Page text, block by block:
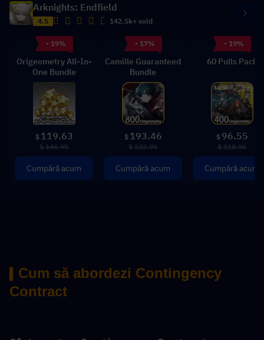
Arknights: Endfield
4.5 142.5k+ sold
- 19%
Origeometry All-In-
One Bundle
$ 119.63
$ 146.95
Cumpără acum
- 17%
Camille Guaranteed
Bundle
$ 193.46
$ 232.95
Cumpără acum
- 19%
60 Pulls Pack
$ 96.55
$ 118.96
Cumpără acum
Cum să abordezi Contingency
Contract